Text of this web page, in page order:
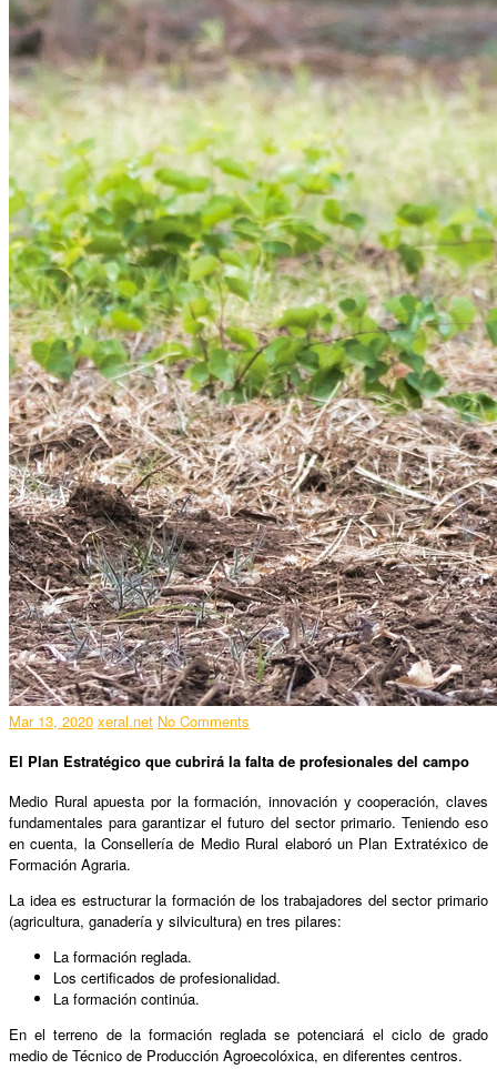
Mar 13, 2020 xeral.net No Comments
El Plan Estratégico que cubrirá la falta de profesionales del campo
Medio Rural apuesta por la formación, innovación y cooperación, claves
fundamentales para garantizar el futuro del sector primario. Teniendo eso
en cuenta, la Consellería de Medio Rural elaboró un Plan Extratéxico de
Formación Agraria.
La idea es estructurar la formación de los trabajadores del sector primario
(agricultura, ganadería y silvicultura) en tres pilares:
La formación reglada.
Los certificados de profesionalidad.
La formación continúa.
En el terreno de la formación reglada se potenciará el ciclo de grado
medio de Técnico de Producción Agroecolóxica, en diferentes centros.